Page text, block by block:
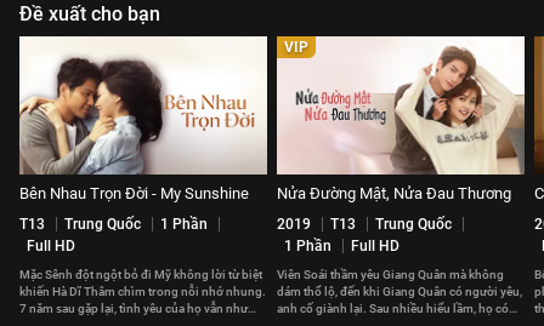
Đề xuất cho bạn
Bên Nhau Trọn Đời - My Sunshine
T13 Trung Quốc
1 Phần
Full HD
Mặc Sênh đột ngột bỏ đi Mỹ không lời từ biệt
khiến Hà Dĩ Thâm chìm trong nỗi nhớ nhung.
7 năm sau gặp lại, tình yêu của họ vẫn như
VIP
Nửa Đường Mật, Nửa Đau Thương
2019 T13
Trung Quốc
1 Phần
Full HD
Viên Soái thầm yêu Giang Quân mà không
dám thổ lộ, đến khi Giang Quân có người yêu,
anh cố giành lại. Sau nhiều hiểu lầm, họ có